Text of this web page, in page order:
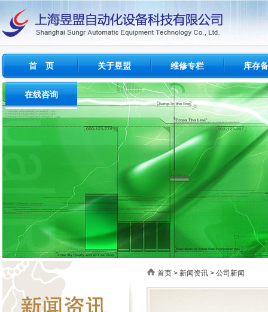
首 页 关于昱盟
公司概况
经营范围
成功案例
维修专栏
维修简介
维修范围
维修周期
测试设备
流程及收费标准
库存
西门子
FANUC
其他品
在线咨询
问题与反馈
首页 > 新闻资讯 > 公司新闻